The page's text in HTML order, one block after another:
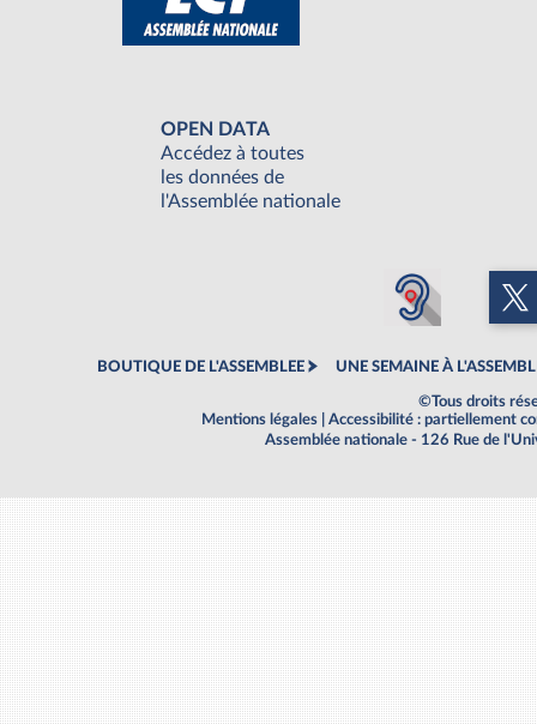
OPEN DATA
Accédez à toutes
les données de
l'Assemblée nationale
BOUTIQUE DE L'ASSEMBLEE UNE SEMAINE À
©Tous droits
Mentions légales
Accessibilité : partiellement
Assemblée nationale - 126 Rue de